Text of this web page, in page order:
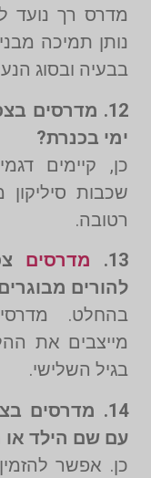
מדרס רך נועד
נותן תמיכה
בבעיה ובסוג
12. מדרסים
ימי בכנרת?
כן, קיימים
שכבות
רטובה.
13.
מדרסים
להורים
בהחלט.
מייצבים את
בגיל השלישי.
14. מדרסים
עם שם הילד או
כן. אפשר